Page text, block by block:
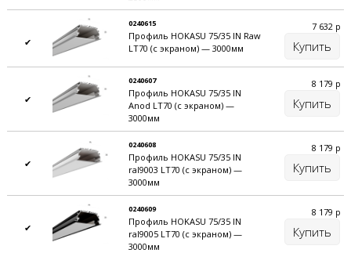
✔
0240615
Профиль HOKASU 75/35 IN Raw
LT70 (с экраном) — 3000мм
7 632 р
Купить
✔
0240607
Профиль HOKASU 75/35 IN
Anod LT70 (с экраном) —
3000мм
8 179 р
Купить
✔
0240608
Профиль HOKASU 75/35 IN
ral9003 LT70 (с экраном) —
3000мм
8 179 р
Купить
✔
0240609
Профиль HOKASU 75/35 IN
ral9005 LT70 (с экраном) —
3000мм
8 179 р
Купить